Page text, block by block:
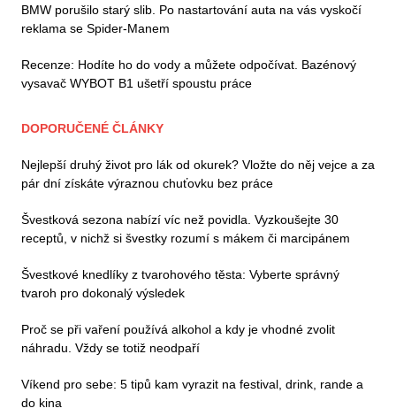
BMW porušilo starý slib. Po nastartování auta na vás vyskočí
reklama se Spider-Manem
Recenze: Hodíte ho do vody a můžete odpočívat. Bazénový
vysavač WYBOT B1 ušetří spoustu práce
DOPORUČENÉ ČLÁNKY
Nejlepší druhý život pro lák od okurek? Vložte do něj vejce a za
pár dní získáte výraznou chuťovku bez práce
Švestková sezona nabízí víc než povidla. Vyzkoušejte 30
receptů, v nichž si švestky rozumí s mákem či marcipánem
Švestkové knedlíky z tvarohového těsta: Vyberte správný
tvaroh pro dokonalý výsledek
Proč se při vaření používá alkohol a kdy je vhodné zvolit
náhradu. Vždy se totiž neodpaří
Víkend pro sebe: 5 tipů kam vyrazit na festival, drink, rande a
do kina